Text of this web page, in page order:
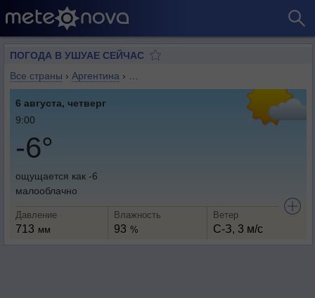
ПОГОДА В УШУАЕ СЕЙЧАС
Все страны › Аргентина ›
6 августа, четверг
9:00
-6°
ощущается как -6
малооблачно
Давление
713 мм
Влажность
93 %
Ветер
С-З, 3 м/с